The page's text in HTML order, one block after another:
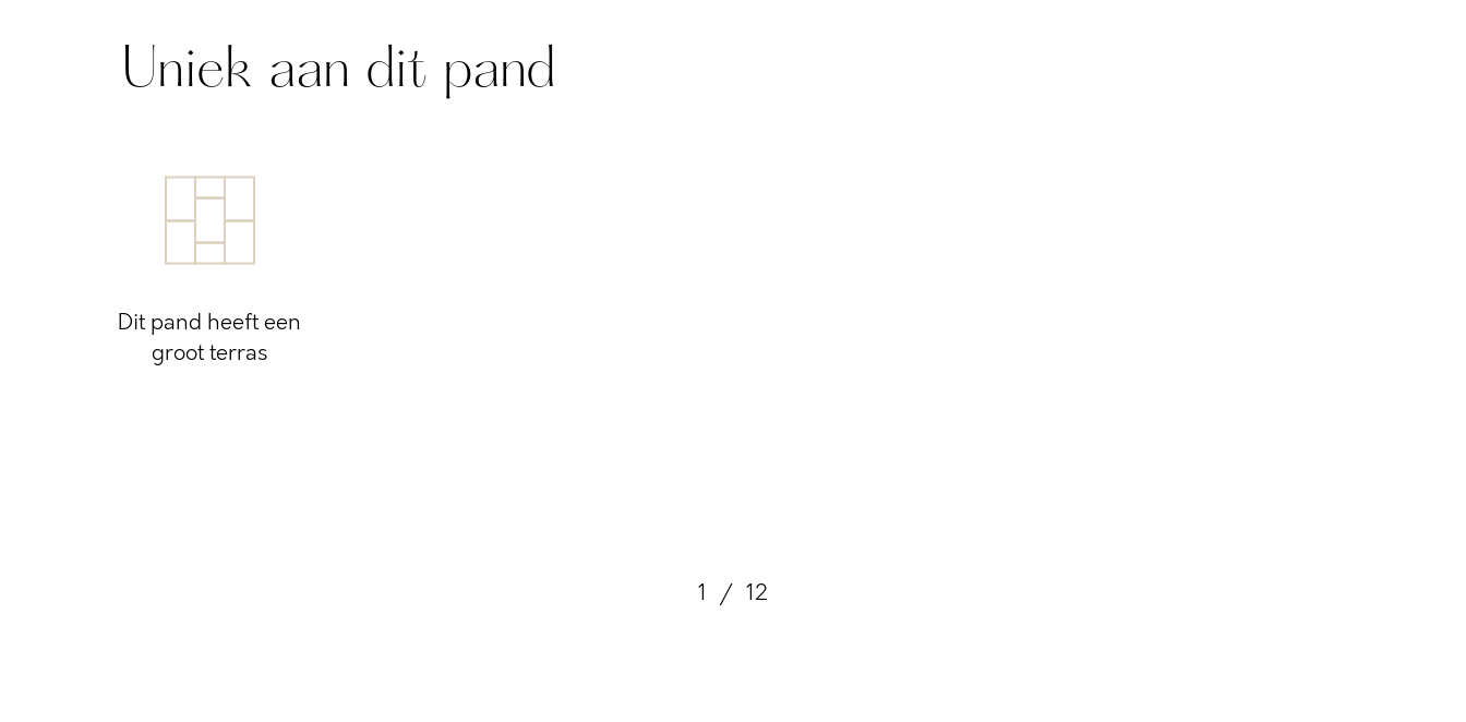
Uniek aan dit pand
Dit pand heeft een
groot terras
1 / 12